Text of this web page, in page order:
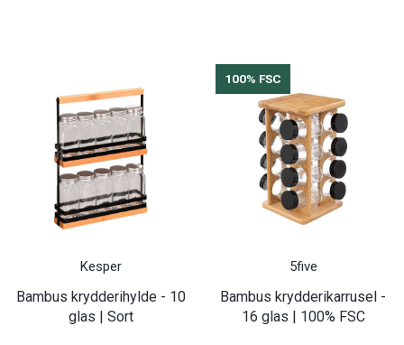
Kesper
Bambus krydderihylde - 10
glas | Sort
100% FSC
5five
Bambus krydderikarrusel -
16 glas | 100% FSC